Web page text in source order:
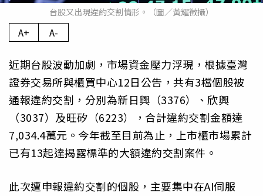
台股又出現違約交割情形。（圖／黃耀徵攝）
A+ A-
近期台股波動加劇，市場資金壓力浮現，根據臺灣
證券交易所與櫃買中心12日公告，共有3檔個股被
通報違約交割，分別為新日興（3376）、欣興
（3037）及旺矽（6223），合計違約交割金額達
7,034.4萬元。今年截至目前為止，上市櫃市場累計
已有13起達揭露標準的大額違約交割案件。
此次遭申報違約交割的個股，主要集中在AI伺服